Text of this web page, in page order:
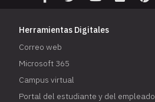
Herramientas Digitales
Correo web
Microsoft 365
Campus virtual
Portal del estudiante y del empleado